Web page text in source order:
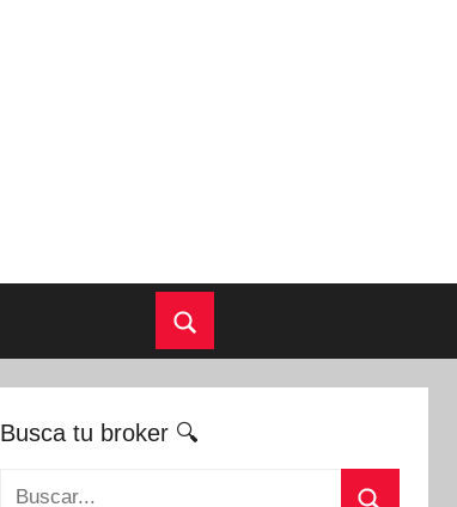
Buscar
Busca tu broker 🔍
Buscar: